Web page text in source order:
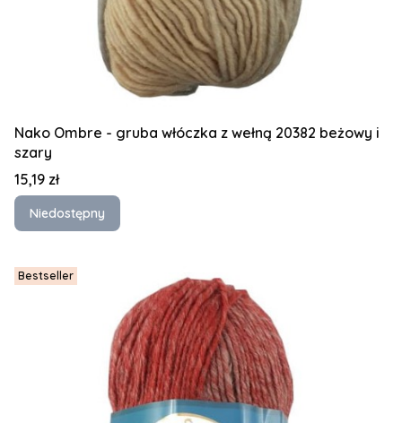
Nako Ombre - gruba włóczka z wełną 20382 beżowy i
szary
Cena
15,19 zł
Niedostępny
Bestseller